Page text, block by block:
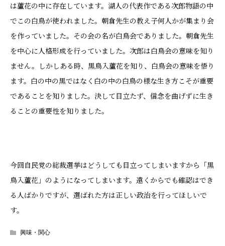
は蘆花の中に存在しています。湖人の代表作である次郎物語の中
でこの白鳥が使われました。朝倉先生の教え子何人かが集まり会
を作っていました。その会の名が白鳥会でありました。朝倉先生
を中心に人格形成を行っていました。次郎は白鳥会の意味を知り
ません。しかしある時、黒鳥入蘆花を知り、白鳥会の意味を悟り
ます。白の中の黒ではなく白の中の白鳥の様な生き方こそが重要
であることを知りました。決して目立たず、信念を曲げずに生き
ることの重要性を知りました。
今回自民党の総裁選挙はどうしても目立ってしまいますから「黒
鳥入蘆花」のようになってしまいます。遠くからでも確認はでき
る人ばかりですが、選ばれた方は正しい政治を行ってほしいで
す。
興味・関心